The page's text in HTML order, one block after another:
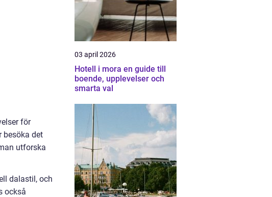
för
besöka det
utforska
dalastil, och
också
03 april 2026
Hotell i mora en guide till
boende, upplevelser och
smarta val